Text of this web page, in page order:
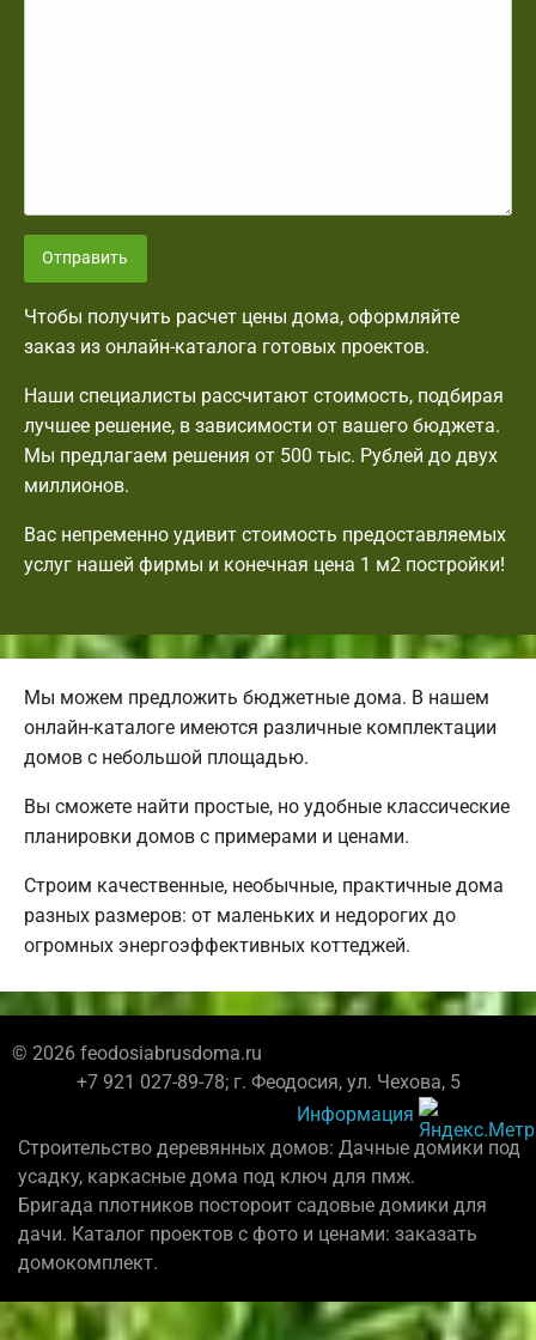
Отправить
Чтобы получить расчет цены дома, оформляйте
заказ из онлайн-каталога готовых проектов.
Наши специалисты рассчитают стоимость, подбирая
лучшее решение, в зависимости от вашего бюджета.
Мы предлагаем решения от 500 тыс. Рублей до двух
миллионов.
Вас непременно удивит стоимость предоставляемых
услуг нашей фирмы и конечная цена 1 м2 постройки!
Мы можем предложить бюджетные дома. В нашем
онлайн-каталоге имеются различные комплектации
домов с небольшой площадью.
Вы сможете найти простые, но удобные классические
планировки домов с примерами и ценами.
Строим качественные, необычные, практичные дома
разных размеров: от маленьких и недорогих до
огромных энергоэффективных коттеджей.
© 2026 feodosiabrusdoma.ru
+7 921 027-89-78; г. Феодосия, ул. Чехова, 5
Информация
Строительство деревянных домов: Дачные домики под
усадку, каркасные дома под ключ для пмж.
Бригада плотников постороит садовые домики для
дачи. Каталог проектов с фото и ценами: заказать
домокомплект.